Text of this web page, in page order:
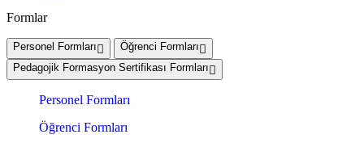
Formlar
Personel Formları
Öğrenci Formları
Pedagojik Formasyon Sertifikası Formları
Personel Formları
Öğrenci Formları